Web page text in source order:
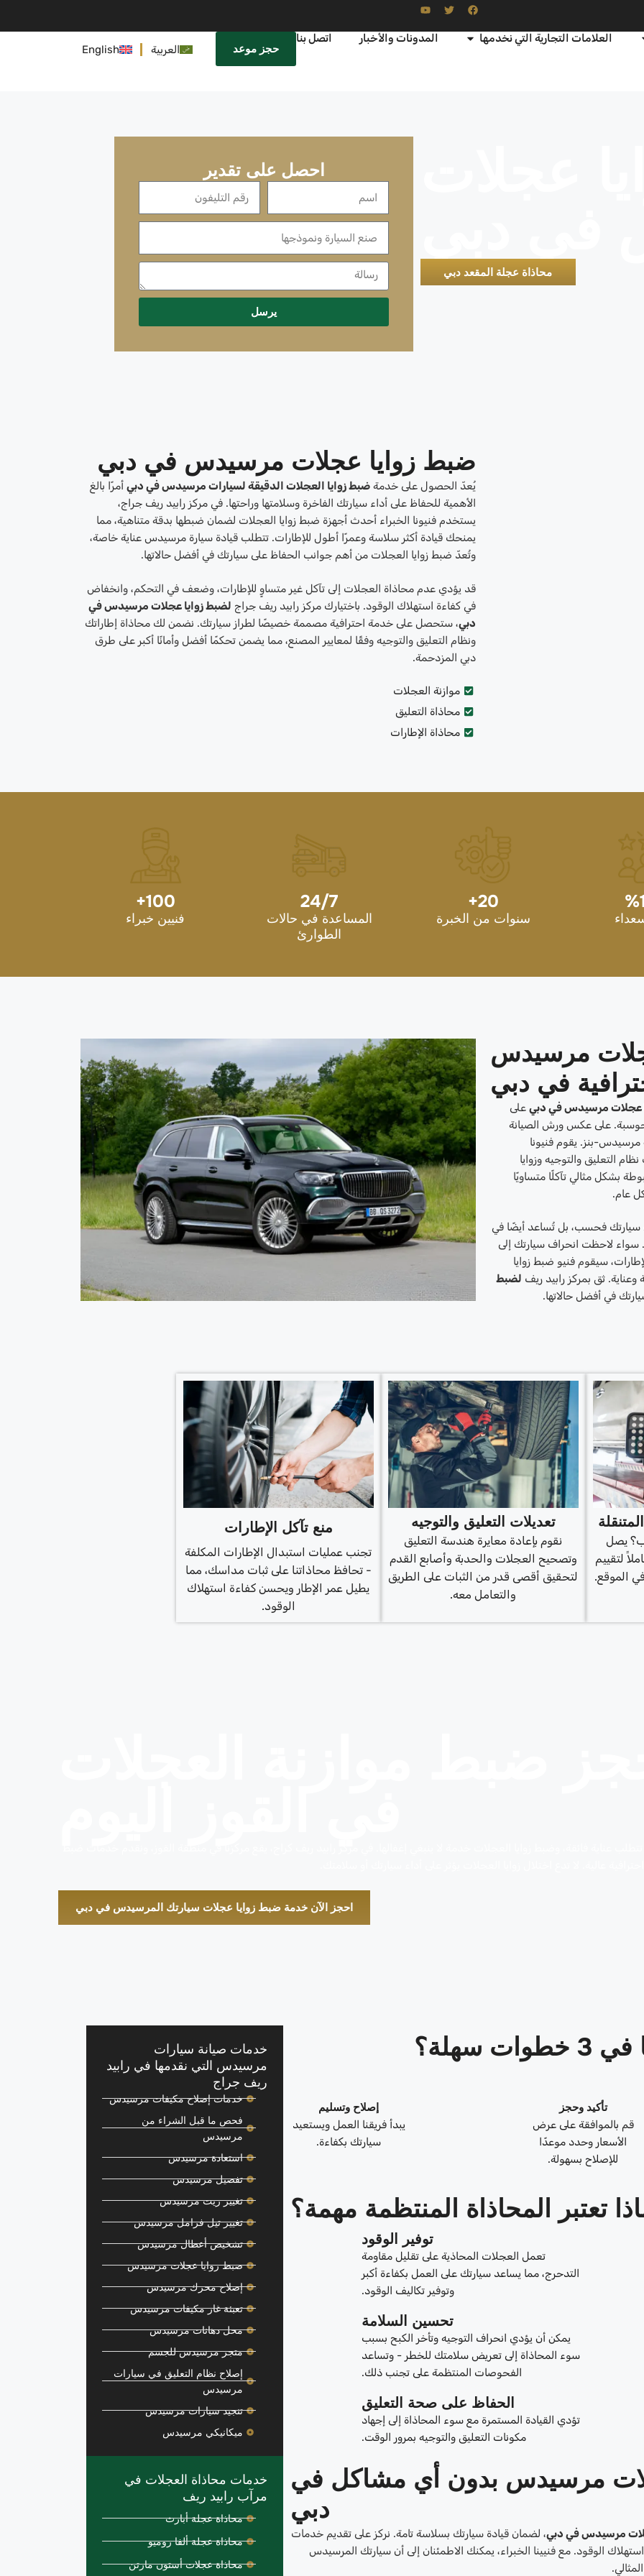
العلامات التجارية التي نخدمها المدونات والأخبار اتصل بنا
حجز موعد العربية English
محاذاة عجلة المقعد دبي
احصل على تقدير
يرسل
ضبط زوايا عجلات مرسيدس في دبي
يُعدّ الحصول على خدمة ضبط زوايا العجلات الدقيقة لسيارات مرسيدس في دبي أمرًا بالغ
الأهمية للحفاظ على أداء سيارتك الفاخرة وسلامتها وراحتها. في مركز رابيد ريف جراج،
يستخدم فنيونا الخبراء أحدث أجهزة ضبط زوايا العجلات لضمان ضبطها بدقة متناهية، مما
يمنحك قيادة أكثر سلاسة وعمرًا أطول للإطارات. تتطلب قيادة سيارة مرسيدس عناية خاصة،
وتُعدّ ضبط زوايا العجلات من أهم جوانب الحفاظ على سيارتك في أفضل حالاتها.
قد يؤدي عدم محاذاة العجلات إلى تآكل غير متساوٍ للإطارات، وضعف في التحكم، وانخفاض
في كفاءة استهلاك الوقود. باختيارك مركز رابيد ريف جراج لضبط زوايا عجلات مرسيدس في
دبي، ستحصل على خدمة احترافية مصممة خصيصًا لطراز سيارتك. نضمن لك محاذاة إطاراتك
ونظام التعليق والتوجيه وفقًا لمعايير المصنع، مما يضمن تحكمًا أفضل وأمانًا أكبر على طرق
دبي المزدحمة.
موازنة العجلات
محاذاة التعليق
محاذاة الإطارات
%
20
+
سنوات من الخبرة
24/7
المساعدة في حالات
الطوارئ
100
+
فنيين خبراء
مرسيدس
في دبي
عجلات مرسيدس في دبي على
على عكس ورش الصيانة
مرسيدس-بنز. يقوم فنيونا
التعليق والتوجيه وزوايا
بشكل مثالي تآكلًا متساويًا
عام.
سيارتك فحسب، بل تُساعد أيضًا في
سواء لاحظت انحراف سيارتك إلى
سيقوم فنيو ضبط زوايا
ثق بمركز رابيد ريف لضبط
في أفضل حالاتها.
يصل
لتقييم
الموقع.
تعديلات التعليق والتوجيه
نقوم بإعادة معايرة هندسة التعليق
وتصحيح العجلات والحدبة وأصابع القدم
لتحقيق أقصى قدر من الثبات على الطريق
والتعامل معه.
منع تآكل الإطارات
تجنب عمليات استبدال الإطارات المكلفة
- تحافظ محاذاتنا على ثبات مداسك، مما
يطيل عمر الإطار ويحسن كفاءة استهلاك
الوقود.
احجز الآن خدمة ضبط زوايا عجلات سيارتك المرسيدس في دبي
سهلة؟
تأكيد وحجز
قم بالموافقة على عرض
الأسعار وحدد موعدًا
للإصلاح بسهولة.
إصلاح وتسليم
يبدأ فريقنا العمل ويستعيد
سيارتك بكفاءة.
تعتبر المحاذاة المنتظمة مهمة؟
توفير الوقود
تعمل العجلات المحاذية على تقليل مقاومة
التدحرج، مما يساعد سيارتك على العمل بكفاءة أكبر
وتوفير تكاليف الوقود.
تحسين السلامة
يمكن أن يؤدي انحراف التوجيه وتأخر الكبح بسبب
سوء المحاذاة إلى تعريض سلامتك للخطر - وتساعد
الفحوصات المنتظمة على تجنب ذلك.
الحفاظ على صحة التعليق
تؤدي القيادة المستمرة مع سوء المحاذاة إلى إجهاد
مكونات التعليق والتوجيه بمرور الوقت.
مرسيدس بدون أي مشاكل في
دبي
مرسيدس في دبي، لضمان قيادة سيارتك بسلاسة تامة. نركز على تقديم خدمات
الوقود. مع فنيينا الخبراء، يمكنك الاطمئنان إلى أن سيارتك المرسيدس
خدمات صيانة سيارات
مرسيدس التي نقدمها في رابيد
ريف جراج
خدمات إصلاح مكيفات مرسيدس
فحص ما قبل الشراء من
مرسيدس
استعادة مرسيدس
تفصيل مرسيدس
تغيير زيت مرسيدس
تغيير تيل فرامل مرسيدس
تشخيص أعطال مرسيدس
ضبط زوايا عجلات مرسيدس
إصلاح محرك مرسيدس
تعبئة غاز مكيفات مرسيدس
محل دهانات مرسيدس
متجر مرسيدس للجسم
إصلاح نظام التعليق في سيارات
مرسيدس
تنجيد سيارات مرسيدس
ميكانيكي مرسيدس
خدمات محاذاة العجلات في
مرآب رابيد ريف
محاذاة عجلة أبارث
محاذاة عجلة ألفا روميو
محاذاة عجلات أستون مارتن